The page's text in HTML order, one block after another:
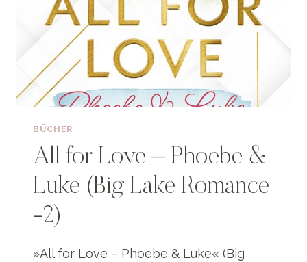
BÜCHER
All for Love – Phoebe &
Luke (Big Lake Romance
-2)
»All for Love – Phoebe & Luke« (Big